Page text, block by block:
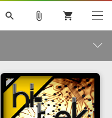
search
巡音ルカ V4X
MEIKO V3
SPITFIRE AUDIO
ライセンスフリーBGM
attach_file shopping_cart